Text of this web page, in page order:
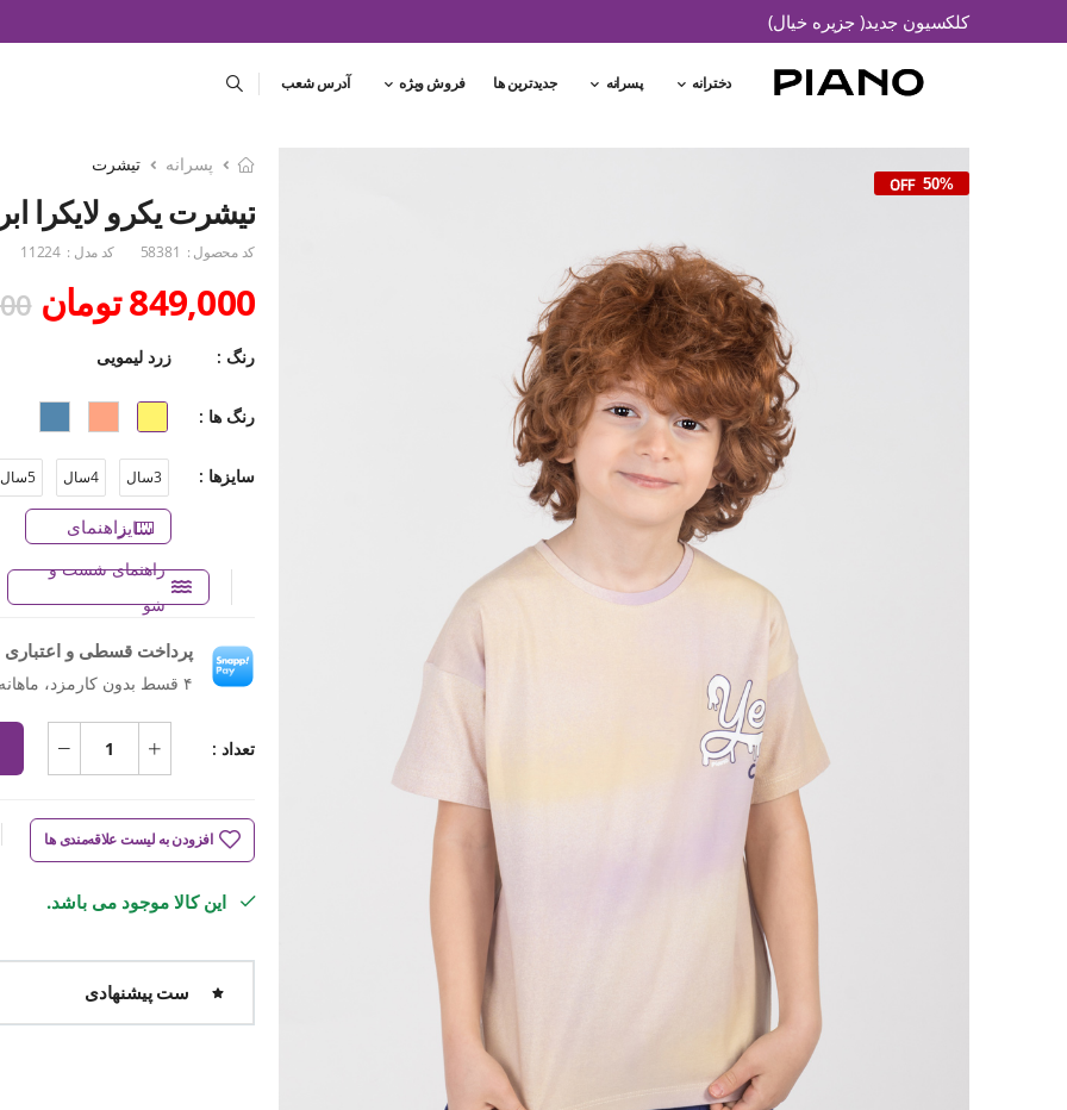
کلکسیون جدید( جزیره خیال)
دخترانه پسرانه جدیدترین ها فروش ویژه آدرس شعب
50%
پسرانه تیشرت
تیشرت یکرو لایکرا
کد محصول : 58381 کد مدل : 11224
849,000 تومان
رنگ : زرد لیمویی
رنگ ها :
سایزها : 3سال 4سال 5سال
راهنمای سایز
راهنمای شست و
شو
پرداخت قسطی و اعتباری
۴ قسط بدون کارمزد، ماهانه ۲۱۲٬۲۵۰ تومان
تعداد :
افزودن به لیست علاقه‌مندی ها
این کالا موجود می باشد.
ست پیشنهادی